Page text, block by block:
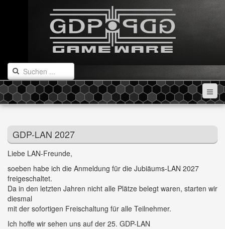
GDP-LAN 2027
Liebe LAN-Freunde,
soeben habe ich die Anmeldung für die Jubiäums-LAN 2027
freigeschaltet.
Da in den letzten Jahren nicht alle Plätze belegt waren, starten wir
diesmal
mit der sofortigen Freischaltung für alle Teilnehmer.
Ich hoffe wir sehen uns auf der 25. GDP-LAN